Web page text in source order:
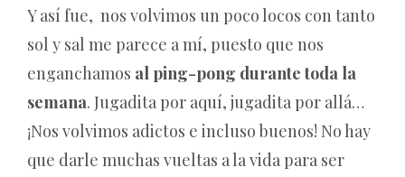
Y así fue, nos volvimos un poco locos con tanto
sol y sal me parece a mí, puesto que nos
enganchamos al ping-pong durante toda la
semana. Jugadita por aquí, jugadita por allá…
¡Nos volvimos adictos e incluso buenos! No hay
que darle muchas vueltas a la vida para ser